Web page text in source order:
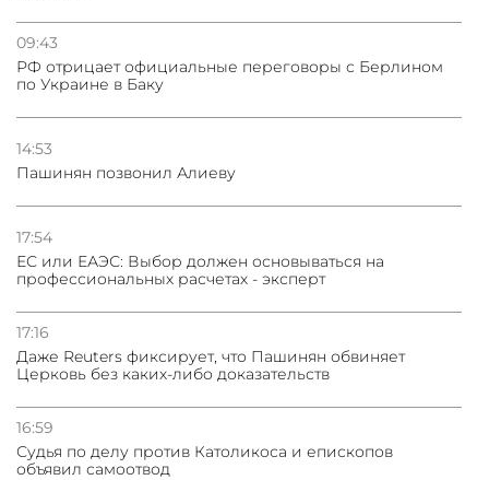
09:43
РФ отрицает официальные переговоры с Берлином
по Украине в Баку
14:53
Пашинян позвонил Алиеву
17:54
ЕС или ЕАЭС: Выбор должен основываться на
профессиональных расчетах - эксперт
17:16
Даже Reuters фиксирует, что Пашинян обвиняет
Церковь без каких-либо доказательств
16:59
Судья по делу против Католикоса и епископов
объявил самоотвод